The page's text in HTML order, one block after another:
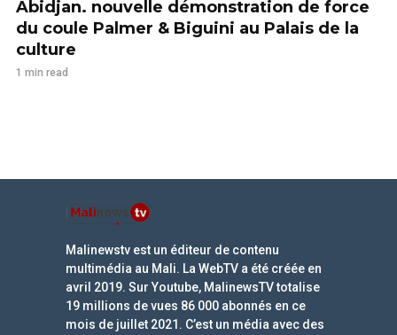
Abidjan. nouvelle démonstration de force
du coule Palmer & Biguini au Palais de la
culture
1 min read
Malinewstv est un éditeur de contenu
multimédia au Mali. La WebTV a été créée en
avril 2019. Sur Youtube, MalinewsTV totalise
19 millions de vues 86 000 abonnés en ce
mois de juillet 2021. C’est un média avec des